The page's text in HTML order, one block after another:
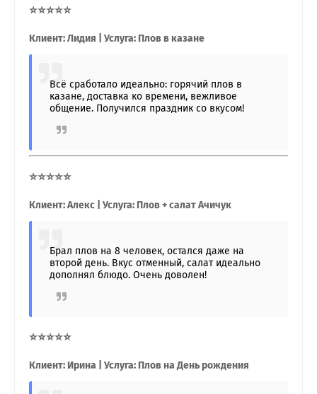
⭐⭐⭐⭐⭐
Клиент: Лидия | Услуга: Плов в казане
Всё сработало идеально: горячий плов в
казане, доставка ко времени, вежливое
общение. Получился праздник со вкусом!
⭐⭐⭐⭐⭐
Клиент: Алекс | Услуга: Плов + салат Ачичук
Брал плов на 8 человек, остался даже на
второй день. Вкус отменный, салат идеально
дополнял блюдо. Очень доволен!
⭐⭐⭐⭐⭐
Клиент: Ирина | Услуга: Плов на День рождения